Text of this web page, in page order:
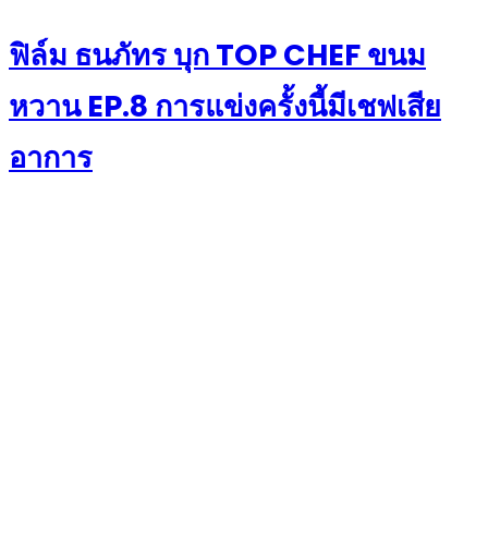
ฟิล์ม ธนภัทร บุก TOP CHEF ขนม
หวาน EP.8 การแข่งครั้งนี้มีเชฟเสีย
อาการ